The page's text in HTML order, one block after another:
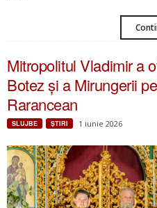
Mitropolitul Vladimir a
Botez și a Mirungerii
Rarancean
SLUJBE ŞTIRI 1 iunie 2026